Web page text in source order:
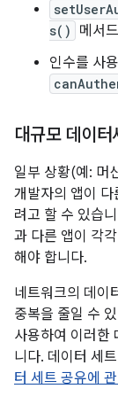
s()
메서드
인수를 사
대규모 데이
일부 상황(예: 머
개발자의 앱이
려고 할 수 있습
과 다른 앱이 각
해야 합니다.
네트워크의 데이
중복을 줄일 수
사용하여 이러한
니다. 데이터 세
터 세트 공유에